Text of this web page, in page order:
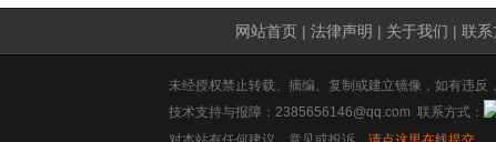
网站首页 | 法律声明 | 关于我们 | 联系
未经授权禁止转载、摘编、复制或建立镜像，如有违反
技术支持与报障：2385656146@qq.com 联系方式：